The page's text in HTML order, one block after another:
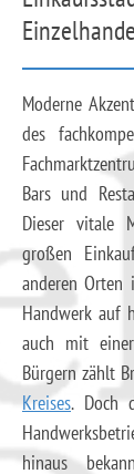
Moderne
des
Bars und
Dieser vitale
großen
anderen Orten
Handwerk auf
auch mit
Bürgern zählt
Kreises. Doch
hinaus